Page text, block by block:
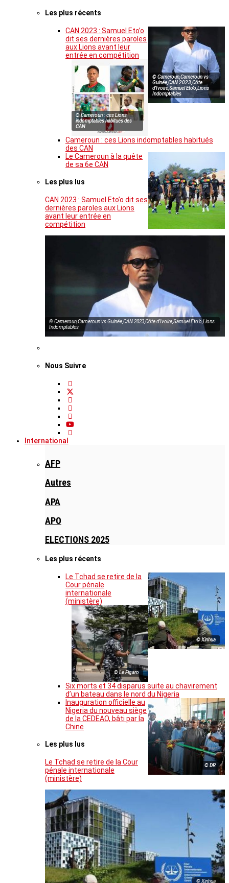
Les plus récents
© Cameroun,Cameroun vs
Guinée,CAN 2023,Côte
d’Ivoire,Samuel Eto’o,Lions
Indomptables
CAN 2023 : Samuel Eto’o
dit ses dernières paroles
aux Lions avant leur
entrée en compétition
© Cameroun : ces Lions
indomptables habitués des
CAN
Cameroun : ces Lions indomptables habitués
des CAN
Le Cameroun à la quête
de sa 6e CAN
Les plus lus
CAN 2023 : Samuel Eto’o dit ses
dernières paroles aux Lions
avant leur entrée en
compétition
© Cameroun,Cameroun vs Guinée,CAN 2023,Côte d’Ivoire,Samuel Eto’o,Lions
Indomptables
Nous Suivre
International
AFP
Autres
APA
APO
ELECTIONS 2025
Les plus récents
© Xinhua
Le Tchad se retire de la
Cour pénale
internationale
(ministère)
© Le Figaro
Six morts et 34 disparus suite au chavirement
d’un bateau dans le nord du Nigeria
© DR
Inauguration officielle au
Nigeria du nouveau siège
de la CEDEAO, bâti par la
Chine
Les plus lus
Le Tchad se retire de la Cour
pénale internationale
(ministère)
© Xinhua